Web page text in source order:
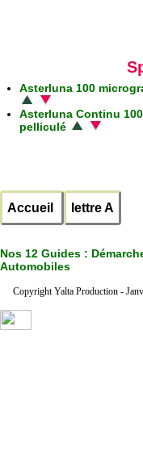
Asterluna 100
Asterluna Continu
pelliculé
Accueil lettre A
Nos 12 Guides :
Automobiles
Copyright Yalta Production -